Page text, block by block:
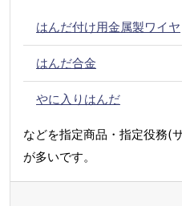
はんだ付け用金属製ワイヤ
はんだ合金
やに入りはんだ
などを指定商品・指定役務(
が多いです。